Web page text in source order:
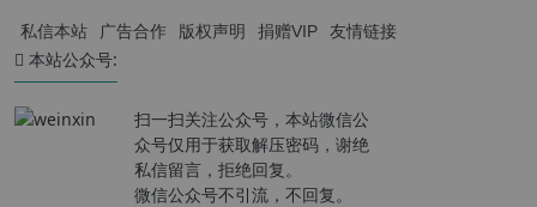
私信本站 广告合作 版权声明 捐赠VIP 友情链接
本站公众号:
扫一扫关注公众号，本站微信公
众号仅用于获取解压密码，谢绝
私信留言，拒绝回复。
微信公众号不引流，不回复。